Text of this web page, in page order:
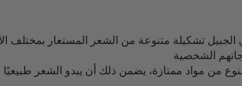
تشكيلة متنوعة من الشعر المستعار بمختلف
من مواد ممتازة، يضمن ذلك أن يبدو الشعر طبيعيًا